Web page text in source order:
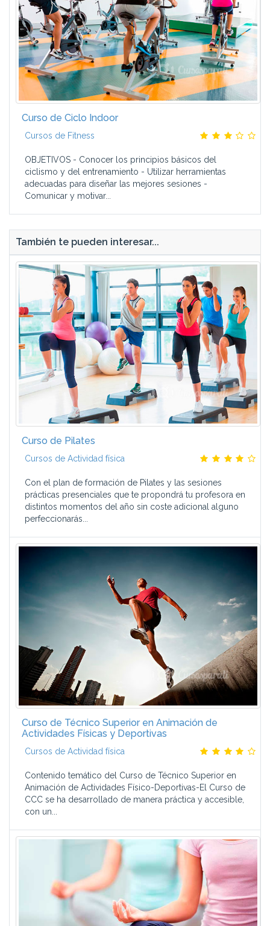
Curso de Ciclo Indoor
Cursos de Fitness
OBJETIVOS - Conocer los principios básicos del
ciclismo y del entrenamiento - Utilizar herramientas
adecuadas para diseñar las mejores sesiones -
Comunicar y motivar...
También te pueden interesar...
Curso de Pilates
Cursos de Actividad física
Con el plan de formación de Pilates y las sesiones
prácticas presenciales que te propondrá tu profesora en
distintos momentos del año sin coste adicional alguno
perfeccionarás...
Curso de Técnico Superior en Animación de
Actividades Físicas y Deportivas
Cursos de Actividad física
Contenido temático del Curso de Técnico Superior en
Animación de Actividades Físico-Deportivas-El Curso de
CCC se ha desarrollado de manera práctica y accesible,
con un...